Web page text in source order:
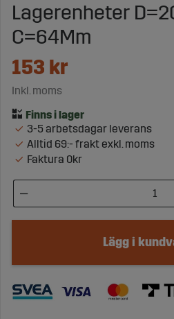
Lagerenheter
C=64Mm
153 kr
Inkl. moms
3-5 arbetsdagar leverans
Alltid 69:- frakt exkl. moms
Faktura 0kr
Lägg i